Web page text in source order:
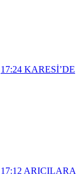
17:24 KARESİ’DE
17:12 ARICILARA